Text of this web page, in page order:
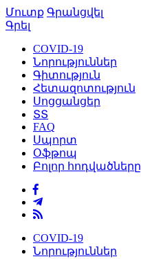
Մուտք Գրանցվել
Գրել
COVID-19
Նորություններ
Գիտություն
Հետազոտություն
Սոցցանցեր
ՏՏ
FAQ
Սպորտ
Օֆթոպ
Բոլոր հոդվածները
COVID-19
Նորություններ